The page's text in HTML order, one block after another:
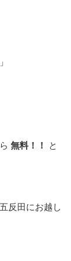
ら無料！！ と
反田にお越し